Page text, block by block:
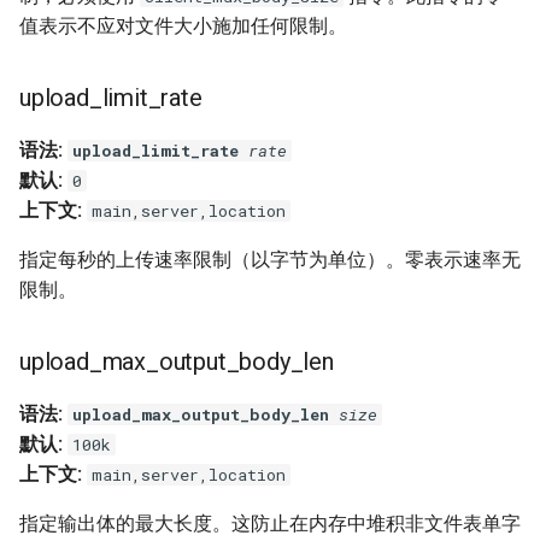
值表示不应对文件大小施加任何限制。
upload_limit_rate
语法: upload_limit_rate rate
默认: 0
上下文: main,server,location
指定每秒的上传速率限制（以字节为单位）。零表示速率无
限制。
upload_max_output_body_len
语法: upload_max_output_body_len size
默认: 100k
上下文: main,server,location
指定输出体的最大长度。这防止在内存中堆积非文件表单字